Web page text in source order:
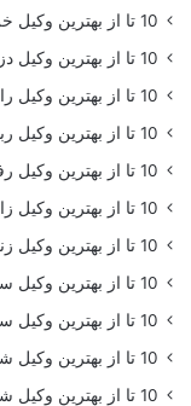
10 تا از بهترین وکیل خرم آباد 🥇【آپدیت جدید】
10 تا از بهترین وکیل دزفول 🥇【آپدیت جدید】
10 تا از بهترین وکیل رامسر 🥇【آپدیت جدید】
10 تا از بهترین وکیل رباط کریم 🥇【آپدیت جدید】
10 تا از بهترین وکیل رفسنجان 🥇【آپدیت جدید】
10 تا از بهترین وکیل زاهدان 🥇【آپدیت جدید】
10 تا از بهترین وکیل زنجان 🥇【آپدیت جدید】
10 تا از بهترین وکیل سمنان 🥇【آپدیت جدید】
10 تا از بهترین وکیل سنندج 🥇【آپدیت جدید】
10 تا از بهترین وکیل شرق تهران 🥇【آپدیت جدید】
10 تا از بهترین وکیل شهر قدس 🥇【آپدیت جدید】